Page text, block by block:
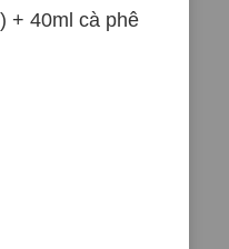
+ 40ml cà phê